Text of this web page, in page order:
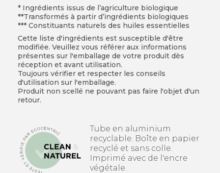
* Ingrédients issus de l’agriculture biologique
**Transformés à partir d’ingrédients biologiques
*** Constituants naturels des huiles essentielles
Cette liste d'ingrédients est susceptible d'être
modifiée. Veuillez vous référer aux informations
présentes sur l'emballage de votre produit dès
réception et avant utilisation.
Toujours vérifier et respecter les conseils
d'utilisation sur l'emballage.
Produit non scellé ne pouvant pas faire l'objet d'un
retour.
Tube en aluminium
recyclable. Boîte en papier
recyclé et sans colle.
Imprimé avec de l'encre
végétale.